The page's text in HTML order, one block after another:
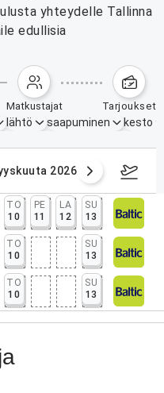
yhteydelle Tallinna
edullisia
matkustajat tarjoukset
lähtö saapuminen
kesto
2026
TO
10
PE
11
LA
12
SU
13
TO
10
SU
13
TO
10
SU
13